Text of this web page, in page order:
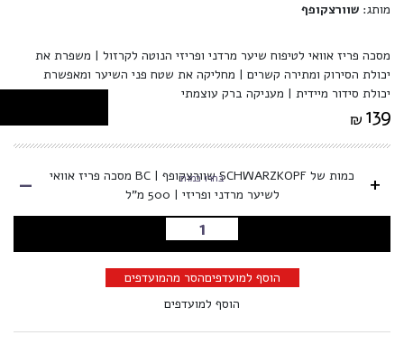
מותג: שוורצקופף
מסכה פריז אוואי לטיפוח שיער מרדני ופריזי הנוטה לקרזול | משפרת את
יכולת הסירוק ומתירה קשרים | מחליקה את שטח פני השיער ומאפשרת
יכולת סידור מיידית | מעניקה ברק עוצמתי
₪ 139
+
כמות של SCHWARZKOPF שוורצקופף | BC מסכה פריז אוואי
לשיער מרדני ופריזי | 500 מ”ל
בחרו כמות -
הוספה לסל
הוסף למועדפיםהסר מהמועדפים
הוסף למועדפים